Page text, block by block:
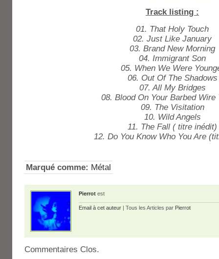
Track listing :
01. That Holy Touch
02. Just Like January
03. Brand New Morning
04. Immigrant Son
05. When We Were
06. Out Of The Shadows
07. All My Bridges
08. Blood On Your Barbed Wire
09. The Visitation
10. Wild Angels
11. The Fall ( titre inédit)
12. Do You Know Who You Are
Marqué comme: Métal
Pierrot est
Email à cet auteur | Tous les Articles par Pierrot
Commentaires Clos.